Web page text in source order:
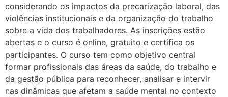
considerando os impactos da precarização laboral, das
violências institucionais e da organização do trabalho
sobre a vida dos trabalhadores. As inscrições estão
abertas e o curso é online, gratuito e certifica os
participantes. O curso tem como objetivo central
formar profissionais das áreas da saúde, do trabalho e
da gestão pública para reconhecer, analisar e intervir
nas dinâmicas que afetam a saúde mental no contexto